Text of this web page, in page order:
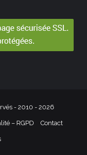
- 2010 - 2026
– RGPD Contact